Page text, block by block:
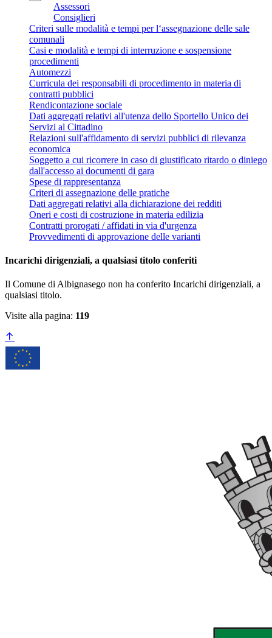
Assessori
Consiglieri
Criteri sulle modalità e tempi per l‘assegnazione delle sale
comunali
Casi e modalità e tempi di interruzione e sospensione
procedimenti
Automezzi
Curricula dei responsabili di procedimento in materia di
contratti pubblici
Rendicontazione sociale
Dati aggregati relativi all'utenza dello Sportello Unico dei
Servizi al Cittadino
Relazioni sull'affidamento di servizi pubblici di rilevanza
economica
Soggetto a cui ricorrere in caso di giustificato ritardo o diniego
dall'accesso ai documenti di gara
Spese di rappresentanza
Criteri di assegnazione delle pratiche
Dati aggregati relativi alla dichiarazione dei redditi
Oneri e costi di costruzione in materia edilizia
Contratti prorogati / affidati in via d'urgenza
Provvedimenti di approvazione delle varianti
Incarichi dirigenziali, a qualsiasi titolo conferiti
Il Comune di Albignasego non ha conferito Incarichi dirigenziali, a
qualsiasi titolo.
Visite alla pagina: 119